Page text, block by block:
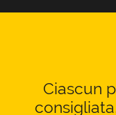
Ciascun